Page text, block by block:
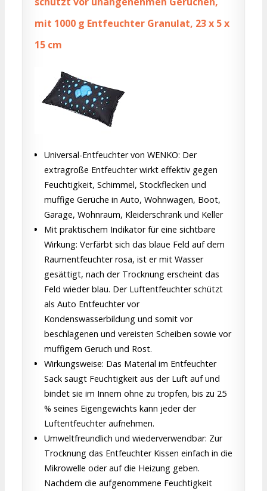
mit 1000 g Entfeuchter Granulat, 23 x 5 x
15 cm
Universal-Entfeuchter von WENKO: Der
extragroße Entfeuchter wirkt effektiv gegen
Feuchtigkeit, Schimmel, Stockflecken und
muffige Gerüche in Auto, Wohnwagen, Boot,
Garage, Wohnraum, Kleiderschrank und Keller
Mit praktischem Indikator für eine sichtbare
Wirkung: Verfärbt sich das blaue Feld auf dem
Raumentfeuchter rosa, ist er mit Wasser
gesättigt, nach der Trocknung erscheint das
Feld wieder blau. Der Luftentfeuchter schützt
als Auto Entfeuchter vor
Kondenswasserbildung und somit vor
beschlagenen und vereisten Scheiben sowie vor
muffigem Geruch und Rost.
Wirkungsweise: Das Material im Entfeuchter
Sack saugt Feuchtigkeit aus der Luft auf und
bindet sie im Innern ohne zu tropfen, bis zu 25
% seines Eigengewichts kann jeder der
Luftentfeuchter aufnehmen.
Umweltfreundlich und wiederverwendbar: Zur
Trocknung das Entfeuchter Kissen einfach in die
Mikrowelle oder auf die Heizung geben.
Nachdem die aufgenommene Feuchtigkeit